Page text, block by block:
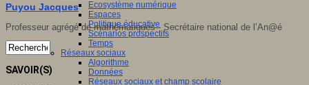
Ecosystème numérique
Espaces
Politique éducative
Scénarios prospectifs
Temps
Réseaux sociaux
Algorithme
Données
Réseaux sociaux et champ scolaire
Puyou Jacques
Professeur agrégé de mathématiques - Secrétaire national de l’An@é
SAVOIR(S)